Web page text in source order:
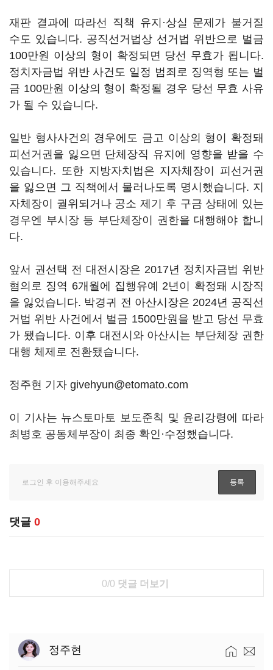
재판 결과에 따라선 직책 유지·상실 문제가 불거질
수도 있습니다. 공직선거법상 선거법 위반으로 벌금
100만원 이상의 형이 확정되면 당선 무효가 됩니다.
정치자금법 위반 사건도 일정 범죄로 징역형 또는 벌
금 100만원 이상의 형이 확정될 경우 당선 무효 사유
가 될 수 있습니다.
일반 형사사건의 경우에도 금고 이상의 형이 확정돼
피선거권을 잃으면 단체장직 유지에 영향을 받을 수
있습니다. 또한 지방자치법은 지자체장이 피선거권
을 잃으면 그 직책에서 물러나도록 명시했습니다. 지
자체장이 궐위되거나 공소 제기 후 구금 상태에 있는
경우엔 부시장 등 부단체장이 권한을 대행해야 합니
다.
앞서 권선택 전 대전시장은 2017년 정치자금법 위반
혐의로 징역 6개월에 집행유예 2년이 확정돼 시장직
을 잃었습니다. 박경귀 전 아산시장은 2024년 공직선
거법 위반 사건에서 벌금 1500만원을 받고 당선 무효
가 됐습니다. 이후 대전시와 아산시는 부단체장 권한
대행 체제로 전환됐습니다.
정주현 기자 givehyun@etomato.com
이 기사는 뉴스토마토 보도준칙 및 윤리강령에 따라
최병호 공동체부장이 최종 확인·수정했습니다.
댓글 0
0/0 댓글 더보기
정주현